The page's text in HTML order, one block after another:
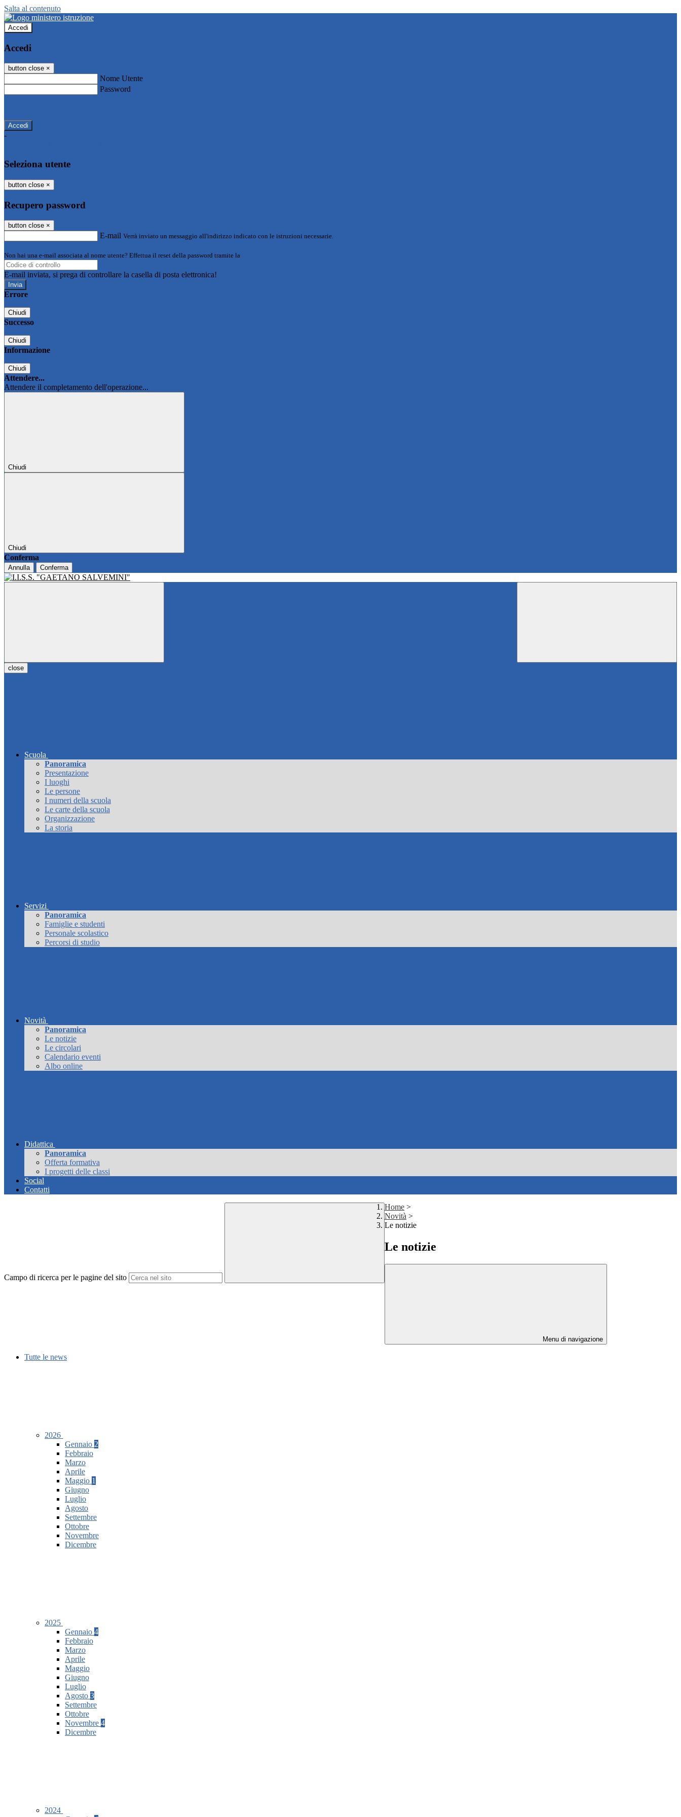
Salta al contenuto
Accedi
Accedi
button close ×
Nome Utente
Password
-
Seleziona utente
button close ×
Recupero password
button close ×
E-mail Verrà inviato un messaggio all'indirizzo indicato con le istruzioni necessarie.
Non hai una e-mail associata al nome utente? Effettua il reset della password tramite la
E-mail inviata, si prega di controllare la casella di posta elettronica!
Errore
Chiudi
Successo
Chiudi
Informazione
Chiudi
Attendere...
Attendere il completamento dell'operazione...
Chiudi
Chiudi
Conferma
Annulla Conferma
close
Scuola
Panoramica
Presentazione
I luoghi
Le persone
I numeri della scuola
Le carte della scuola
Organizzazione
La storia
Servizi
Panoramica
Famiglie e studenti
Personale scolastico
Percorsi di studio
Novità
Panoramica
Le notizie
Le circolari
Calendario eventi
Albo online
Didattica
Panoramica
Offerta formativa
I progetti delle classi
Social
Contatti
Campo di ricerca per le pagine del sito
Home >
Novità >
Le notizie
Le notizie
Menu di navigazione
Tutte le news
2026
Gennaio 2
Febbraio
Marzo
Aprile
Maggio 1
Giugno
Luglio
Agosto
Settembre
Ottobre
Novembre
Dicembre
2025
Gennaio 4
Febbraio
Marzo
Aprile
Maggio
Giugno
Luglio
Agosto 3
Settembre
Ottobre
Novembre 4
Dicembre
2024